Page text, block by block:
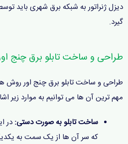
دیزل ژنراتور به شبکه برق شهری باید
گیرد.
طراحی و ساخت تابلو برق چنج
طراحی و ساخت تابلو برق چنج اور روش
مهم ترین آن ها می توانیم به موارد زیر
ساخت تابلو به صورت دستی: در
که سر آن ها از یک سمت به